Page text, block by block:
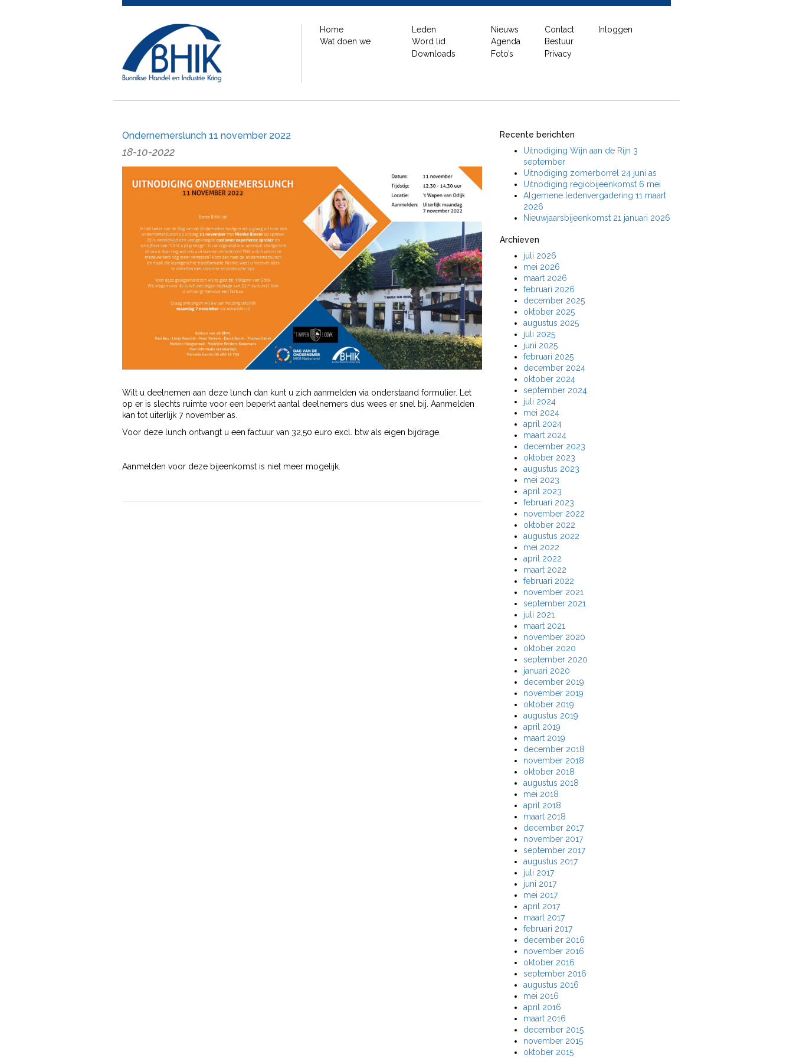
Home
Wat doen we
Leden
Word lid
Downloads
Nieuws
Agenda
Foto’s
Contact
Bestuur
Privacy
Inloggen
Ondernemerslunch 11 november 2022
18-10-2022
Wilt u deelnemen aan deze lunch dan kunt u zich aanmelden via onderstaand formulier. Let
op er is slechts ruimte voor een beperkt aantal deelnemers dus wees er snel bij. Aanmelden
kan tot uiterlijk 7 november as.
Voor deze lunch ontvangt u een factuur van 32,50 euro excl. btw als eigen bijdrage.
Aanmelden voor deze bijeenkomst is niet meer mogelijk.
Recente berichten
Uitnodiging Wijn aan de Rijn 3
september
Uitnodiging zomerborrel 24 juni as
Uitnodiging regiobijeenkomst 6 mei
Algemene ledenvergadering 11 maart
2026
Nieuwjaarsbijeenkomst 21 januari 2026
Archieven
juli 2026
mei 2026
maart 2026
februari 2026
december 2025
oktober 2025
augustus 2025
juli 2025
juni 2025
februari 2025
december 2024
oktober 2024
september 2024
juli 2024
mei 2024
april 2024
maart 2024
december 2023
oktober 2023
augustus 2023
mei 2023
april 2023
februari 2023
november 2022
oktober 2022
augustus 2022
mei 2022
april 2022
maart 2022
februari 2022
november 2021
september 2021
juli 2021
maart 2021
november 2020
oktober 2020
september 2020
januari 2020
december 2019
november 2019
oktober 2019
augustus 2019
april 2019
maart 2019
december 2018
november 2018
oktober 2018
augustus 2018
mei 2018
april 2018
maart 2018
december 2017
november 2017
september 2017
augustus 2017
juli 2017
juni 2017
mei 2017
april 2017
maart 2017
februari 2017
december 2016
november 2016
oktober 2016
september 2016
augustus 2016
mei 2016
april 2016
maart 2016
december 2015
november 2015
oktober 2015